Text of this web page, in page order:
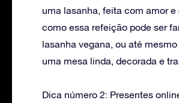
uma lasanha, feita com amor
como essa refeição pode ser
lasanha vegana, ou até
uma mesa linda, decorada e
Dica número 2: Presentes